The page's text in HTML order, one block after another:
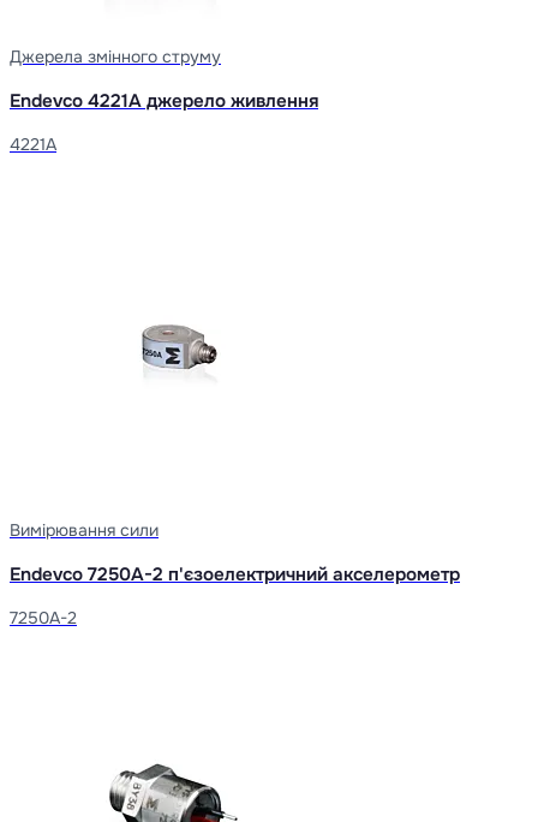
Джерела змінного струму
Endevco 4221A джерело живлення
4221A
Вимірювання сили
Endevco 7250A-2 п'єзоелектричний акселерометр
7250A-2